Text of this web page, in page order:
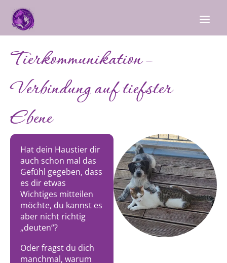
Inhalt
springen
Tierkommunikation –
Verbindung auf tiefster
Ebene
Hat dein Haustier dir
auch schon mal das
Gefühl gegeben, dass
es dir etwas
Wichtiges mitteilen
möchte, du kannst es
aber nicht richtig
„deuten“?
Oder fragst du dich
manchmal, warum